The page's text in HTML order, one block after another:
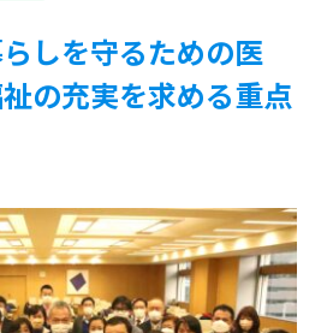
しを守るための医
の充実を求める重点